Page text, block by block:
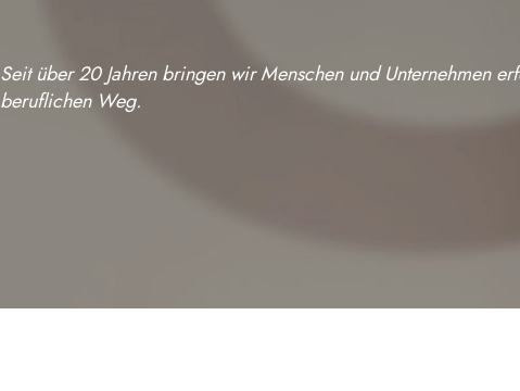
Seit über 20 Jahren bringen wir Menschen und Unternehmen
beruflichen Weg.